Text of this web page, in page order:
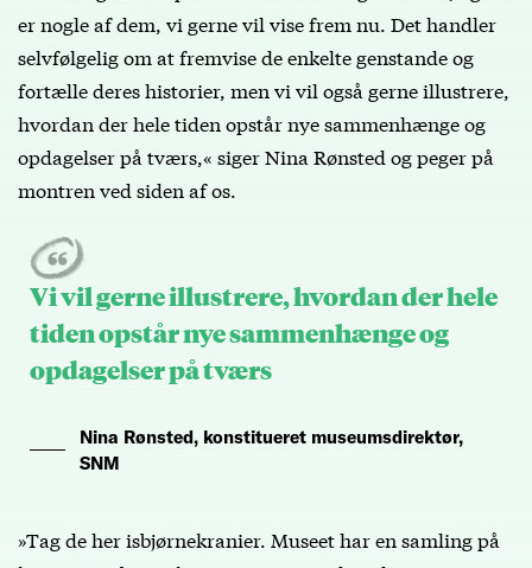
er nogle af dem, vi gerne vil vise frem nu. Det handler
selvfølgelig om at fremvise de enkelte genstande og
fortælle deres historier, men vi vil også gerne illustrere,
hvordan der hele tiden opstår nye sammenhænge og
opdagelser på tværs,« siger Nina Rønsted og peger på
montren ved siden af os.
Vi vil gerne illustrere, hvordan der hele
tiden opstår nye sammenhænge og
opdagelser på tværs
Nina Rønsted, konstitueret museumsdirektør,
SNM
»Tag de her isbjørnekranier. Museet har en samling på